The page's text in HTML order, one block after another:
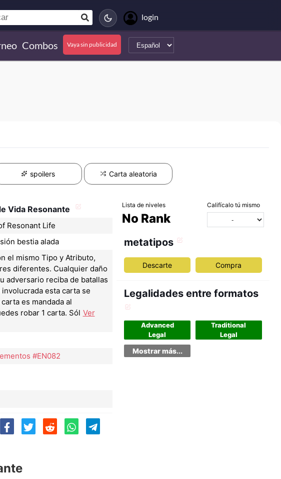
login
Combos Vaya sin publicidad
spoilers Carta aleatoria
Vida Resonante
Resonant Life
bestia alada
el mismo Tipo y Atributo,
diferentes. Cualquier daño
adversario reciba de batallas
esta carta se
es mandada al
robar 1 carta. Sól Ver
#EN082
Lista de niveles
No Rank
Califícalo tú mismo
metatipos
Descarte Compra
Legalidades entre formatos
Advanced
Legal
Traditional
Legal
Mostrar más...